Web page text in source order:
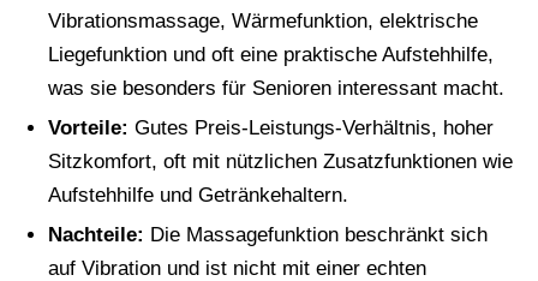
Vibrationsmassage, Wärmefunktion, elektrische
Liegefunktion und oft eine praktische Aufstehhilfe,
was sie besonders für Senioren interessant macht.
Vorteile: Gutes Preis-Leistungs-Verhältnis, hoher
Sitzkomfort, oft mit nützlichen Zusatzfunktionen wie
Aufstehhilfe und Getränkehaltern.
Nachteile: Die Massagefunktion beschränkt sich
auf Vibration und ist nicht mit einer echten